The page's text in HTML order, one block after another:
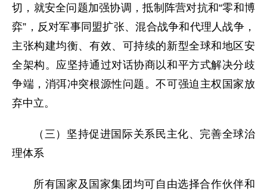
切，就安全问题加强协调，抵制阵营对抗和“零和博
弈”，反对军事同盟扩张、混合战争和代理人战争，
主张构建均衡、有效、可持续的新型全球和地区安
全架构。应坚持通过对话协商以和平方式解决分歧
争端，消弭冲突根源性问题。不可强迫主权国家放
弃中立。
（三）坚持促进国际关系民主化、完善全球治
理体系
所有国家及国家集团均可自由选择合作伙伴和